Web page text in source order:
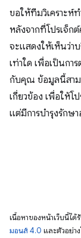
ขอให้ทีมวิเคราะห์ท
หลังจากที่โปรเจ็ก
จะแสดงให้เห็นว่า
เท่าใด เพื่อเป็นก
กับคุณ ข้อมูลนี้สาม
เกี่ยวข้อง เพื่อให้โ
แต่มีการบำรุงรักษ
เนื้อหาของหน้าเว็บนี้ไ
มอนส์ 4.0 และตัวอย่า